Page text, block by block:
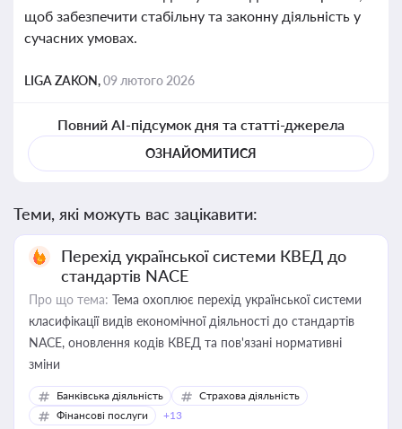
щоб забезпечити стабільну та законну діяльність у
сучасних умовах.
LIGA ZAKON,09 лютого 2026
Повний AI-підсумок дня та статті-джерела
ОЗНАЙОМИТИСЯ
Теми, які можуть вас зацікавити:
Перехід української системи КВЕД до
стандартів NACE
Про що тема: Тема охоплює перехід української системи
класифікації видів економічної діяльності до стандартів
NACE, оновлення кодів КВЕД та пов'язані нормативні
зміни
Банківська діяльність
Страхова діяльність
Фінансові послуги
+13